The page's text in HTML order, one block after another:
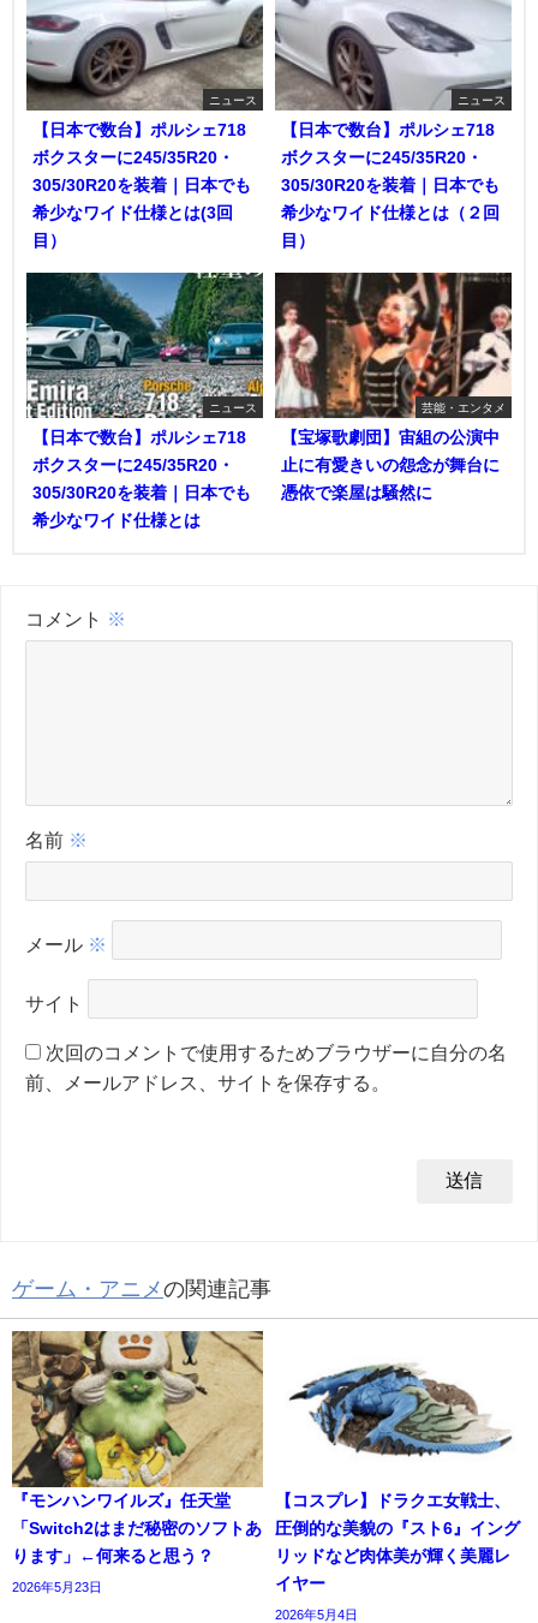
ニュース
【日本で数台】ポルシェ718
ボクスターに245/35R20・
305/30R20を装着｜日本でも
希少なワイド仕様とは(3回
目）
ニュース
【日本で数台】ポルシェ718
ボクスターに245/35R20・
305/30R20を装着｜日本でも
希少なワイド仕様とは（２回
目）
ニュース
【日本で数台】ポルシェ718
ボクスターに245/35R20・
305/30R20を装着｜日本でも
希少なワイド仕様とは
芸能・エンタメ
【宝塚歌劇団】宙組の公演中
止に有愛きいの怨念が舞台に
憑依で楽屋は騒然に
コメント ※
名前 ※
メール ※
サイト
次回のコメントで使用するためブラウザーに自分の名
前、メールアドレス、サイトを保存する。
ゲーム・アニメの関連記事
『モンハンワイルズ』任天堂
「Switch2はまだ秘密のソフトあ
ります」←何来ると思う？
2026年5月23日
【コスプレ】ドラクエ女戦士、
圧倒的な美貌の『スト6』イング
リッドなど肉体美が輝く美麗レ
イヤー
2026年5月4日